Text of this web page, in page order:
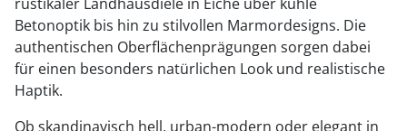
Betonoptik bis hin zu stilvollen Marmordesigns. Die
authentischen Oberflächenprägungen sorgen dabei
für einen besonders natürlichen Look und realistische
Haptik.
Ob skandinavisch hell, urban-modern oder elegant in